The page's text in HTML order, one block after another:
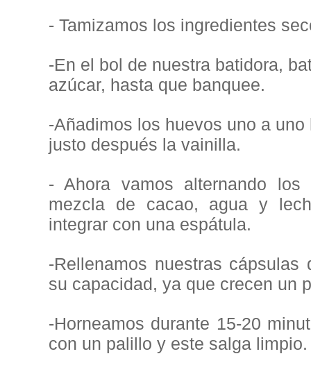
- Tamizamos los ingredientes
-En el bol de nuestra batidora,
azúcar, hasta que banquee.
-Añadimos los huevos uno a
justo después la vainilla.
- Ahora vamos alternando
mezcla de cacao, agua y
integrar con una espátula.
-Rellenamos nuestras
su capacidad, ya que crecen un
-Horneamos durante 15-20
con un palillo y este salga limpio.